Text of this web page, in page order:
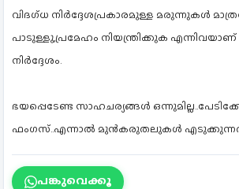
വിദഗ്ധ നിർദ്ദേശപ്രകാരമുള്ള മരുന്നുകൾ
പാടുള്ളു,പ്രമേഹം നിയന്ത്രിക്കുക എന്നിവയാണ്
നിർദ്ദേശം.
ഭയപ്പെടേണ്ട സാഹചര്യങ്ങൾ
ഫംഗസ്..എന്നാൽ മുൻകരുതലുകൾ
പങ്കുവെക്കൂ